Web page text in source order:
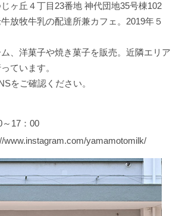
ヶ丘４丁目23番地 神代団地35号棟102
放牧牛乳の配達所兼カフェ。2019年５
、洋菓子や焼き菓子を販売。近隣エリア
ています。
をご確認ください。
～17：00
www.instagram.com/yamamotomilk/